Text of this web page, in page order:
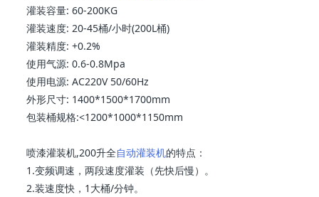
灌装容量: 60-200KG
灌装速度: 20-45桶/小时(200L桶)
灌装精度: +0.2%
使用气源: 0.6-0.8Mpa
使用电源: AC220V 50/60Hz
外形尺寸: 1400*1500*1700mm
包装桶规格:<1200*1000*1150mm
喷漆灌装机,200升全自动灌装机的特点：
1.变频调速，两段速度灌装（先快后慢）。
2.装速度快，1大桶/分钟。